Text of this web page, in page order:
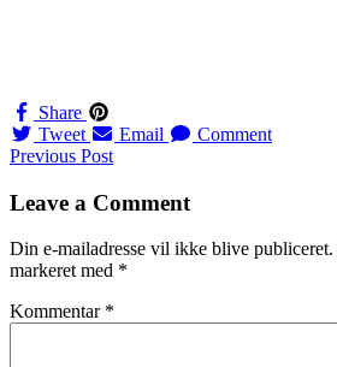
Share
Tweet
Email Comment
Navigation
til
Previous Post
Leave a Comment
Din e-mailadresse vil ikke blive publiceret.
markeret med *
Kommentar *